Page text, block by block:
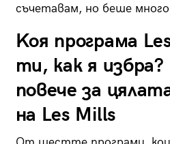
съчетавам, но беше
Kоя програма
ти, как я
повече за
на Les Mills